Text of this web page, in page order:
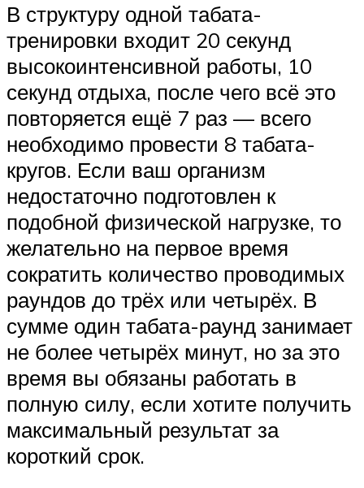
В структуру одной табата-
тренировки входит 20 секунд
высокоинтенсивной работы, 10
секунд отдыха, после чего всё это
повторяется ещё 7 раз — всего
необходимо провести 8 табата-
кругов. Если ваш организм
недостаточно подготовлен к
подобной физической нагрузке, то
желательно на первое время
сократить количество проводимых
раундов до трёх или четырёх. В
сумме один табата-раунд занимает
не более четырёх минут, но за это
время вы обязаны работать в
полную силу, если хотите получить
максимальный результат за
короткий срок.